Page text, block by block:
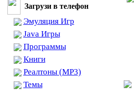
Загрузи в телефон
Эмуляция Игр
Java Игры
Программы
Книги
Реалтоны (MP3)
Темы